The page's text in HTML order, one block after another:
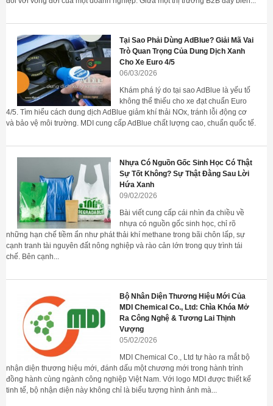
Tại Sao Phải Dùng AdBlue? Giải Mã Vai
Trò Quan Trọng Của Dung Dịch Xanh
Cho Xe Euro 4/5
06/03/2026
Khám phá lý do tại sao AdBlue là yếu tố
không thể thiếu cho xe đạt chuẩn Euro
4/5. Tìm hiểu cách dung dịch AdBlue giảm khí thải NOx, tránh lỗi động cơ
và bảo vệ môi trường. MDI cung cấp AdBlue chất lượng cao, chuẩn quốc tế.
Nhựa Có Nguồn Gốc Sinh Học Có Thật
Sự Tốt Không? Sự Thật Đằng Sau Lời
Hứa Xanh
09/02/2026
Bài viết cung cấp cái nhìn đa chiều về
nhựa có nguồn gốc sinh học, chỉ rõ
những hạn chế tiềm ẩn như phát thải khí methane trong bãi chôn lấp, sự
cạnh tranh tài nguyên đất nông nghiệp và rào cản lớn trong quy trình tái
chế. Bên cạnh...
Bộ Nhân Diện Thương Hiệu Mới Của
MDI Chemical Co., Ltd: Chìa Khóa Mở
Ra Công Nghệ & Tương Lai Thịnh
Vượng
05/02/2026
MDI Chemical Co., Ltd tự hào ra mắt bộ
nhận diện thương hiệu mới, đánh dấu một chương mới trong hành trình
đồng hành cùng ngành công nghiệp Việt Nam. Với logo MDI được thiết kế
tinh tế, bộ nhận diện này không chỉ là biểu tượng hình ảnh mà...